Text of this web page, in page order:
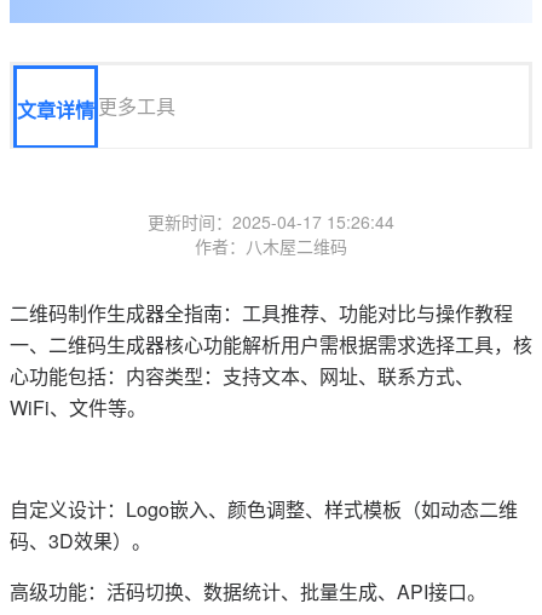
文章详情更多工具
更新时间：2025-04-17 15:26:44
作者：八木屋二维码
二维码制作生成器全指南：工具推荐、功能对比与操作教程
一、二维码生成器核心功能解析用户需根据需求选择工具，核
心功能包括：内容类型：支持文本、网址、联系方式、
WiFi、文件等。
自定义设计：Logo嵌入、颜色调整、样式模板（如动态二维
码、3D效果）。
高级功能：活码切换、数据统计、批量生成、API接口。